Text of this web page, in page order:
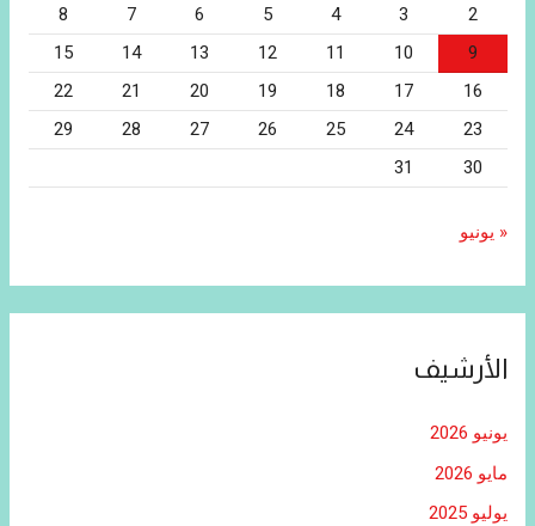
2
3
4
5
6
7
8
9
10
11
12
13
14
15
16
17
18
19
20
21
22
23
24
25
26
27
28
29
30
31
« يونيو
الأرشيف
يونيو 2026
مايو 2026
يوليو 2025